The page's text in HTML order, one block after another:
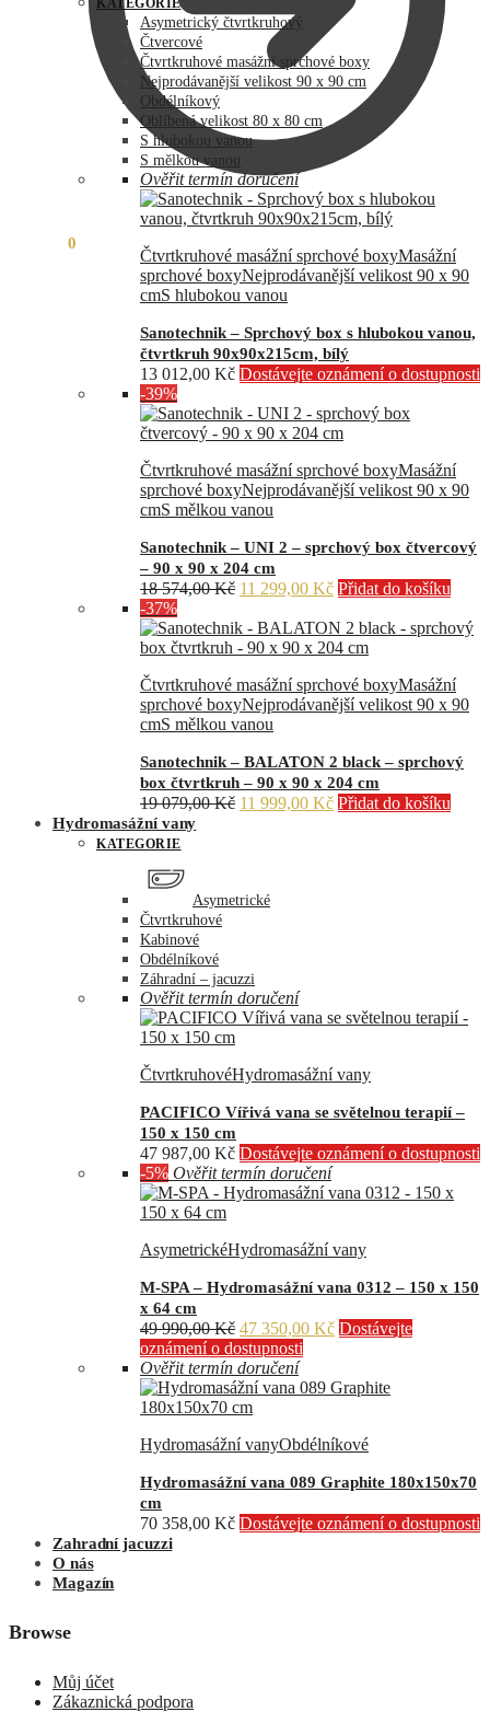
0
73
990,00 Kč.
60
890,00 Kč.
KATEGORIE
Asymetrický čtvrtkruhový
Čtvercové
Čtvrtkruhové masážní sprchové boxy
Nejprodávanější velikost 90 x 90 cm
Obdélníkový
Oblíbená velikost 80 x 80 cm
S hlubokou vanou
S mělkou vanou
Ověřit termín doručení
Čtvrtkruhové masážní sprchové boxyMasážní
sprchové boxyNejprodávanější velikost 90 x 90
cmS hlubokou vanou
Sanotechnik – Sprchový box s hlubokou vanou,
čtvrtkruh 90x90x215cm, bílý
13 012,00 Kč Dostávejte oznámení o dostupnosti
-39%
Čtvrtkruhové masážní sprchové boxyMasážní
sprchové boxyNejprodávanější velikost 90 x 90
cmS mělkou vanou
Sanotechnik – UNI 2 – sprchový box čtvercový
– 90 x 90 x 204 cm
18 574,00Kč Původní
byla:
18
11 299,00 KčAktuální
je:
11
Přidat do košíku
-37%
Čtvrtkruhové masážní sprchové boxyMasážní
sprchové boxyNejprodávanější velikost 90 x 90
cmS mělkou vanou
Sanotechnik – BALATON 2 black – sprchový
box čtvrtkruh – 90 x 90 x 204 cm
19 079,00Kč Původní
11 999,00 KčAktuální
Přidat do košíku
Hydromasážní vany
KATEGORIE
Asymetrické
Čtvrtkruhové
Kabinové
Obdélníkové
Záhradní – jacuzzi
Ověřit termín doručení
ČtvrtkruhovéHydromasážní vany
PACIFICO Vířivá vana se světelnou terapií –
150 x 150 cm
47 987,00 Kč Dostávejte oznámení o dostupnosti
-5% Ověřit termín doručení
AsymetrickéHydromasážní vany
M-SPA – Hydromasážní vana 0312 – 150 x 150
x 64 cm
49 990,00Kč Původní
cena
byla:
49
990,00 Kč.
47 350,00 KčAktuální
47
Dostávejte
oznámení o dostupnosti
Ověřit termín doručení
Hydromasážní vanyObdélníkové
Hydromasážní vana 089 Graphite 180x150x70
cm
70 358,00 Kč Dostávejte oznámení o dostupnosti
Zahradní jacuzzi
O nás
Magazín
Browse
Můj účet
Zákaznická podpora